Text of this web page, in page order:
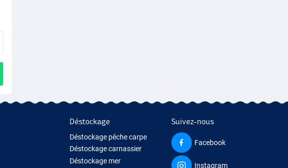
Déstockage
Déstockage pêche carpe
Déstockage carnassier
Déstockage mer
Suivez-nous
Facebook
Instagram